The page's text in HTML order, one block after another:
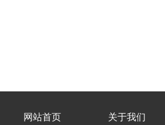
网站首页 关于我们